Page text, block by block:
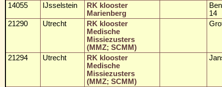
14055 IJsselstein
RK klooster
Marienberg
14
21290
Utrecht
RK klooster
Medische
Missiezusters
(MMZ; SCMM)
21294 Utrecht
RK klooster
Medische
Missiezusters
(MMZ; SCMM)